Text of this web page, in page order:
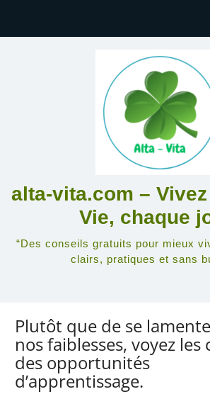
alta-vita.com –
Vie, chaque
“Des conseils gratuits pour mieux
clairs, pratiques et sans
Plutôt que de se
nos faiblesses, voyez les
des opportunités
d’apprentissage.